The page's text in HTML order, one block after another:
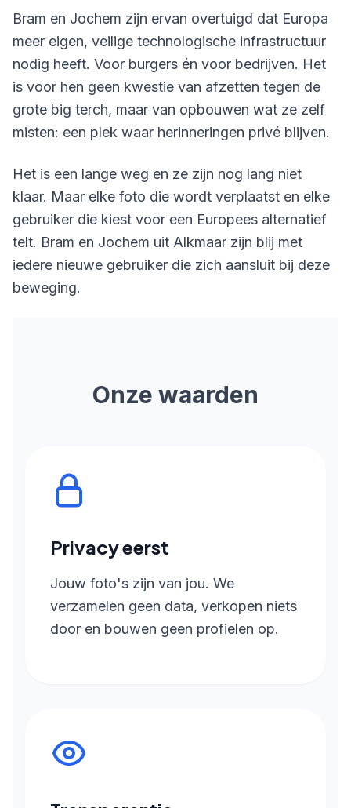
Bram en Jochem zijn ervan overtuigd dat Europa
meer eigen, veilige technologische infrastructuur
nodig heeft. Voor burgers én voor bedrijven. Het
is voor hen geen kwestie van afzetten tegen de
grote big terch, maar van opbouwen wat ze zelf
misten: een plek waar herinneringen privé blijven.
Het is een lange weg en ze zijn nog lang niet
klaar. Maar elke foto die wordt verplaatst en elke
gebruiker die kiest voor een Europees alternatief
telt. Bram en Jochem uit Alkmaar zijn blij met
iedere nieuwe gebruiker die zich aansluit bij deze
beweging.
Onze waarden
Privacy eerst
Jouw foto's zijn van jou. We
verzamelen geen data, verkopen niets
door en bouwen geen profielen op.